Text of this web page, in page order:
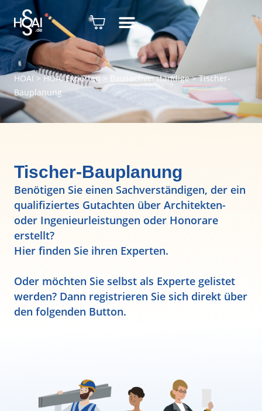
HOAI > HOAI Experten> Bausachverständige>Tischer-
Bauplanung
Tischer-Bauplanung
Benötigen Sie einen Sachverständigen, der ein
qualifiziertes Gutachten über Architekten-
oder Ingenieurleistungen oder Honorare
erstellt?
Hier finden Sie ihren Experten.
Oder möchten Sie selbst als Experte gelistet
werden? Dann registrieren Sie sich direkt über
den folgenden Button.